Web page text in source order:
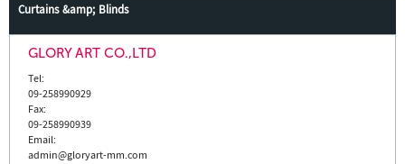
Curtains &amp; Blinds
GLORY ART CO.,LTD
Tel:
09-258990929
Fax:
09-258990939
Email:
admin@gloryart-mm.com